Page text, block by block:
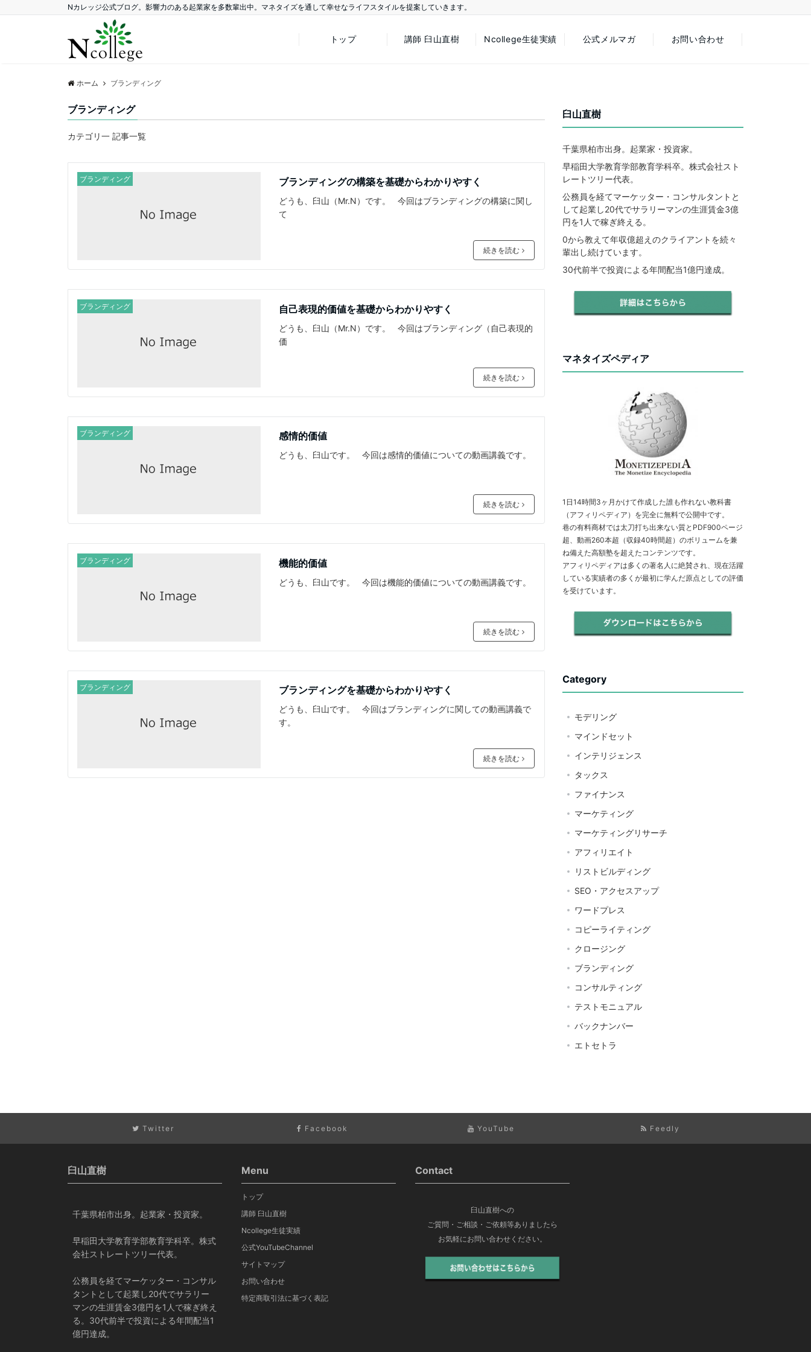
Nカレッジ公式ブログ。影響力のある起業家を多数輩出中。マネタイズを通して幸せなライフスタイルを提案していきます。
トップ 講師 臼山直樹 Ncollege生徒実績 公式メルマガ お問い合わせ
ホーム ブランディング
ブランディング
カテゴリ一 記事一覧
ブランディング ブランディングの構築を基礎からわかりやすく
どうも、臼山（Mr.N）です。 今回はブランディングの構築に関し
て
続きを読む
ブランディング 自己表現的価値を基礎からわかりやすく
どうも、臼山（Mr.N）です。 今回はブランディング（自己表現的
価
続きを読む
ブランディング 感情的価値
どうも、臼山です。 今回は感情的価値についての動画講義です。
続きを読む
ブランディング 機能的価値
どうも、臼山です。 今回は機能的価値についての動画講義です。
続きを読む
ブランディング ブランディングを基礎からわかりやすく
どうも、臼山です。 今回はブランディングに関しての動画講義で
す。
続きを読む
臼山直樹
千葉県柏市出身。起業家・投資家。
早稲田大学教育学部教育学科卒。株式会社スト
レートツリー代表。
公務員を経てマーケッター・コンサルタントと
して起業し20代でサラリーマンの生涯賃金3億
円を1人で稼ぎ終える。
0から教えて年収億超えのクライアントを続々
輩出し続けています。
30代前半で投資による年間配当1億円達成。
マネタイズペディア
1日14時間3ヶ月かけて作成した誰も作れない教科書
（アフィリペディア）を完全に無料で公開中です。
巷の有料商材では太刀打ち出来ない質とPDF900ページ
超、動画260本超（収録40時間超）のボリュームを兼
ね備えた高額塾を超えたコンテンツです。
アフィリペディアは多くの著名人に絶賛され、現在活躍
している実績者の多くが最初に学んだ原点としての評価
を受けています。
Category
モデリング
マインドセット
インテリジェンス
タックス
ファイナンス
マーケティング
マーケティングリサーチ
アフィリエイト
リストビルディング
SEO・アクセスアップ
ワードプレス
コピーライティング
クロージング
ブランディング
コンサルティング
テストモニュアル
バックナンバー
エトセトラ
Twitter Facebook YouTube Feedly
臼山直樹
千葉県柏市出身。起業家・投資家。
早稲田大学教育学部教育学科卒。株式
会社ストレートツリー代表。
公務員を経てマーケッター・コンサル
タントとして起業し20代でサラリー
マンの生涯賃金3億円を1人で稼ぎ終え
る。30代前半で投資による年間配当1
億円達成。
Menu
トップ
講師 臼山直樹
Ncollege生徒実績
公式YouTubeChannel
サイトマップ
お問い合わせ
特定商取引法に基づく表記
Contact
臼山直樹への
ご質問・ご相談・ご依頼等ありましたら
お気軽にお問い合わせください。